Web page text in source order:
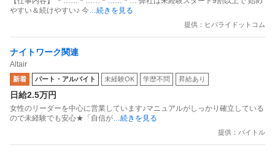
やすい＆続けやすい♪ 今…続きを見る
提供：ヒバライドットコム
ナイトワーク関連
Altair
新着 パート・アルバイト 未経験OK 学歴不問 昇給あり
日給2.5万円
女性のリーダーを中心に営業しています♪マニュアルがしっかり確立している
ので未経験でも安心★「自信が…続きを見る
提供：バイトル